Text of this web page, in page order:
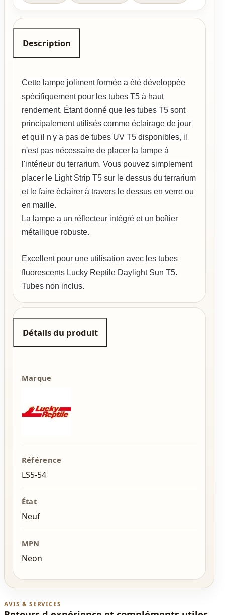
Description
Cette lampe joliment formée a été développée
spécifiquement pour les tubes T5 à haut
rendement. Étant donné que les tubes T5 sont
principalement utilisés comme éclairage de jour
et qu'il n'y a pas de tubes UV T5 disponibles, il
n'est pas nécessaire de placer la lampe à
l'intérieur du terrarium. Vous pouvez simplement
placer le Light Strip T5 sur le dessus du terrarium
et le faire éclairer à travers le dessus en verre ou
en maille.
La lampe a un réflecteur intégré et un boîtier
métallique robuste.
Excellent pour une utilisation avec les tubes
fluorescents Lucky Reptile Daylight Sun T5.
Tubes non inclus.
Détails du produit
Marque
Référence
LS5-54
État
Neuf
MPN
Neon
AVIS & SERVICES